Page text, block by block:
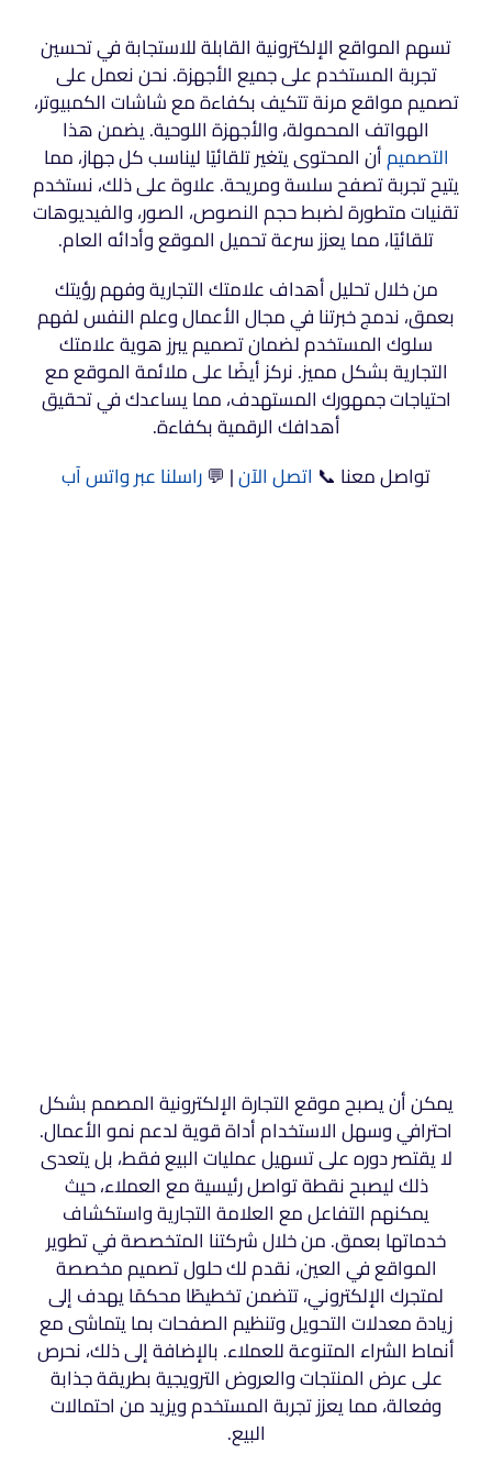
تسهم المواقع الإلكترونية القابلة للاستجابة في تحسين
تجربة المستخدم على جميع الأجهزة. نحن نعمل على
تصميم مواقع مرنة تتكيف بكفاءة مع شاشات الكمبيوتر،
الهواتف المحمولة، والأجهزة اللوحية. يضمن هذا
التصميمأن المحتوى يتغير تلقائيًا ليناسب كل جهاز، مما
يتيح تجربة تصفح سلسة ومريحة. علاوة على ذلك، نستخدم
تقنيات متطورة لضبط حجم النصوص، الصور، والفيديوهات
تلقائيًا، مما يعزز سرعة تحميل الموقع وأدائه العام.
من خلال تحليل أهداف علامتك التجارية وفهم رؤيتك
بعمق، ندمج خبرتنا في مجال الأعمال وعلم النفس لفهم
سلوك المستخدم لضمان تصميم يبرز هوية علامتك
التجارية بشكل مميز. نركز أيضًا على ملائمة الموقع مع
احتياجات جمهورك المستهدف، مما يساعدك في تحقيق
أهدافك الرقمية بكفاءة.
تواصل معنا 📞 اتصل الآن| 💬راسلنا عبر واتس آب
يمكن أن يصبح موقع التجارة الإلكترونية المصمم بشكل
احترافي وسهل الاستخدام أداة قوية لدعم نمو الأعمال.
لا يقتصر دوره على تسهيل عمليات البيع فقط، بل يتعدى
ذلك ليصبح نقطة تواصل رئيسية مع العملاء، حيث
يمكنهم التفاعل مع العلامة التجارية واستكشاف
خدماتها بعمق. من خلال شركتنا المتخصصة في تطوير
المواقع في العين، نقدم لك حلول تصميم مخصصة
لمتجرك الإلكتروني، تتضمن تخطيطًا محكمًا يهدف إلى
زيادة معدلات التحويل وتنظيم الصفحات بما يتماشى مع
أنماط الشراء المتنوعة للعملاء. بالإضافة إلى ذلك، نحرص
على عرض المنتجات والعروض الترويجية بطريقة جذابة
وفعالة، مما يعزز تجربة المستخدم ويزيد من احتمالات
البيع.